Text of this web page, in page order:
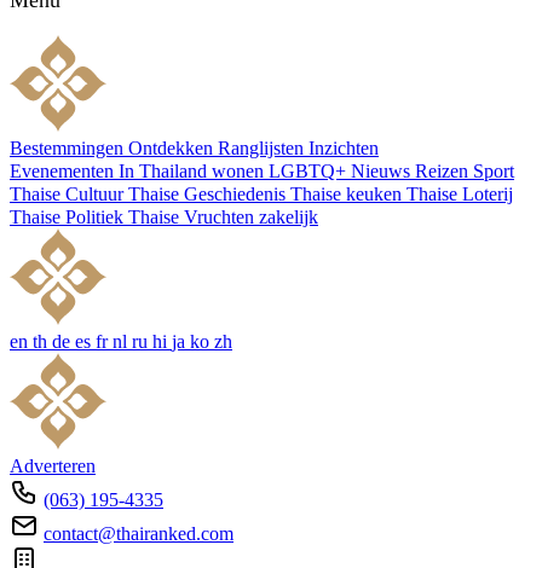
Bestemmingen Ontdekken Ranglijsten Inzichten
Evenementen In Thailand wonen LGBTQ+ Nieuws Reizen Sport
Thaise Cultuur Thaise Geschiedenis Thaise keuken Thaise Loterij
Thaise Politiek Thaise Vruchten zakelijk
en th de es fr nl ru hi ja ko zh
Adverteren
(063) 195-4335
contact@thairanked.com